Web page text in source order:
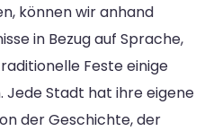
können wir anhand
in Bezug auf Sprache,
Feste einige
Jede Stadt hat ihre eigene
der Geschichte, der